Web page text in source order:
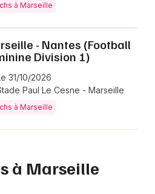
à Marseille
- Nantes (Football
Division 1)
31/10/2026
Paul Le Cesne - Marseille
à Marseille
à Marseille